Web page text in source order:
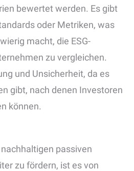
bewertet werden. Es gibt
oder Metriken, was
macht, die ESG-
zu vergleichen.
und Unsicherheit, da es
gibt, nach denen Investoren
können.
passiven
zu fördern, ist es von